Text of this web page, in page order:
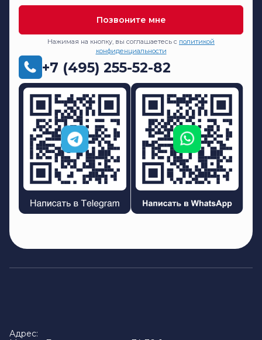
+7 (495) 255-52-82
Позвоните мне
Нажимая на кнопку, вы соглашаетесь с политикой
конфиденциальности
Адрес: